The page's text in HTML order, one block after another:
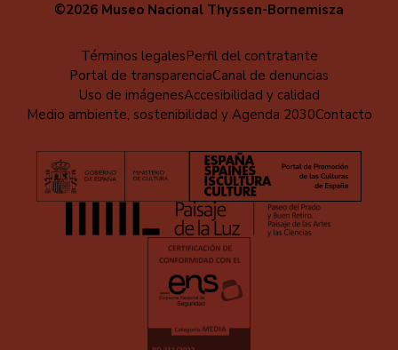
©2026 Museo Nacional Thyssen-Bornemisza
pie
Términos legalesPerfil del contratante
Portal de transparenciaCanal de denuncias
Uso de imágenesAccesibilidad y calidad
Medio ambiente, sostenibilidad y Agenda 2030Contacto